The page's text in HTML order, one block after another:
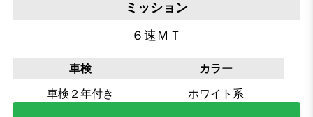
ミッション
６速ＭＴ
車検
車検２年付き
カラー
ホワイト系